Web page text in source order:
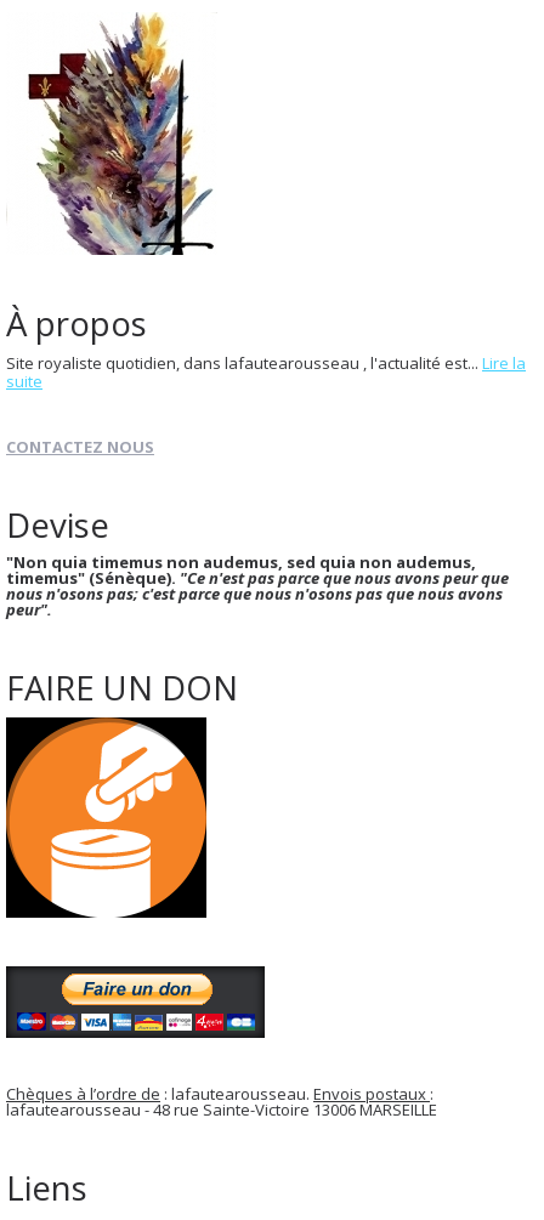
À propos
Site royaliste quotidien, dans lafautearousseau , l'actualité est... Lire la
suite
CONTACTEZ NOUS
Devise
"Non quia timemus non audemus, sed quia non audemus,
timemus" (Sénèque). "Ce n'est pas parce que nous avons peur que
nous n'osons pas; c'est parce que nous n'osons pas que nous avons
peur".
FAIRE UN DON
Chèques à l’ordre de : lafautearousseau. Envois postaux :
lafautearousseau - 48 rue Sainte-Victoire 13006 MARSEILLE
Liens